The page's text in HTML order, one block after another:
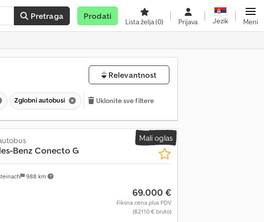
Pretraga Prodati
Lista želja(0) Prijava Jezik Meni
Relevantnost
Zglobni autobusi Uklonite sve filtere
Mali oglas
988 km
Benz Conecto G
69.000 €
Fiksna cena plus PDV
(82.110 € bruto)